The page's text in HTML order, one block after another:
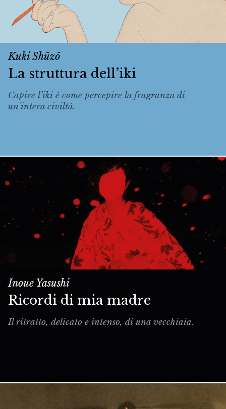
Kuki Shūzō
La struttura dell’iki
Capire l’iki è come percepire la fragranza di
un’intera civiltà.
Inoue Yasushi
Ricordi di mia madre
Il ritratto, delicato e intenso, di una vecchiaia.